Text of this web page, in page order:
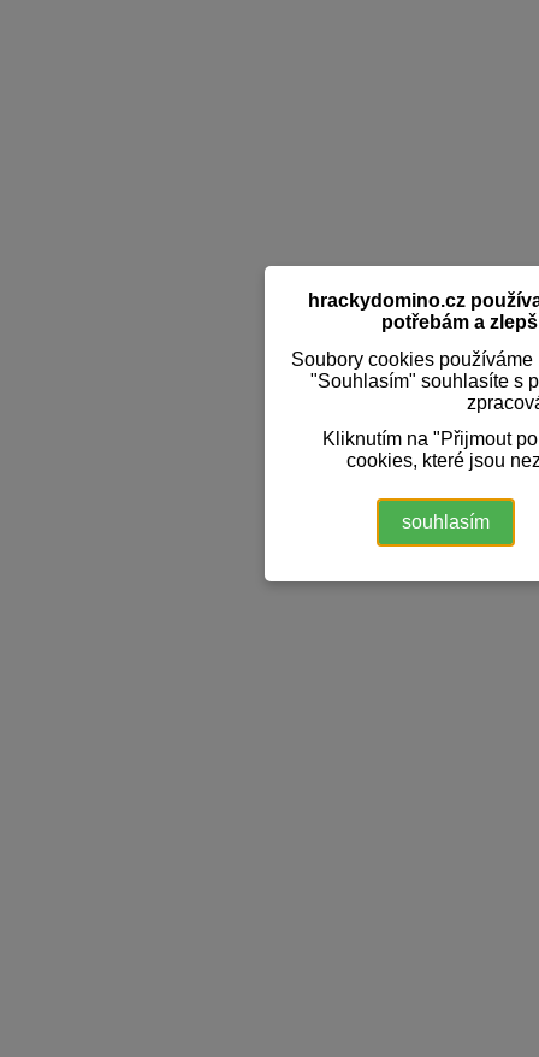
hrackydomino.cz
potřebám a
Soubory cookies
"Souhlasím" souhlasíte s
Kliknutím na "Přijmout
cookies, které jsou
souhlasím